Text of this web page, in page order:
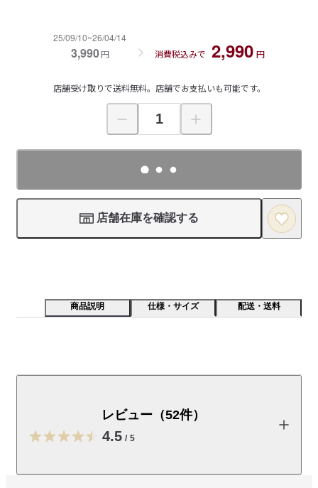
25/09/10~26/04/14
3,990円 消費税込みで 2,990 円
店舗受け取りで送料無料。店舗でお支払いも可能です。
店舗在庫を確認する
商品説明 仕様・サイズ 配送・送料
洗いざらし後に微起毛加工を施すことで、やわらかくしっとり
レビュー（52件）
4.5 / 5